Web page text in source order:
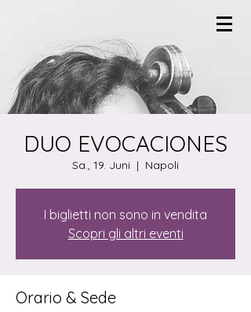
DUO EVOCACIONES
Sa., 19. Juni
  |
Napoli
I biglietti non sono in vendita
Scopri gli altri eventi
Orario & Sede